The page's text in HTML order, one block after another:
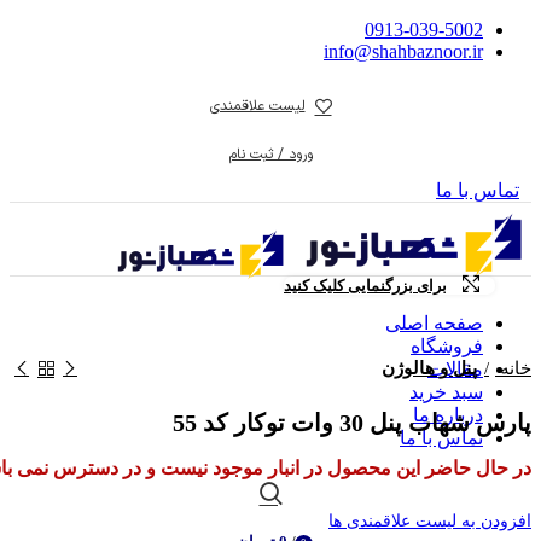
0913-039-5002
info@shahbaznoor.ir
لیست علاقمندی
ورود / ثبت نام
تماس با ما
صفحه اصلی
فروشگاه
مقالات
سبد خرید
درباره ما
تماس با ما
برای بزرگنمایی کلیک کنید
خانه پنل و هالوژن
پارس شهاب پنل 30 وات توکار کد 55
در حال حاضر این محصول در انبار موجود نیست و در دسترس نمی
افزودن به لیست علاقمندی ها